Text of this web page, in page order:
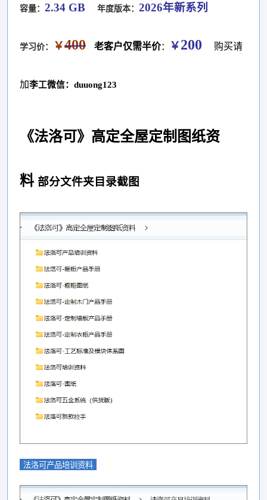
容量： 2.34 GB 年度版本： 2026年新系列
学习价： ￥400 老客户仅需半价： ￥200 购买请
加李工微信：duuong123
《法洛可》高定全屋定制图纸资
料 部分文件夹目录截图
法洛可产品培训资料